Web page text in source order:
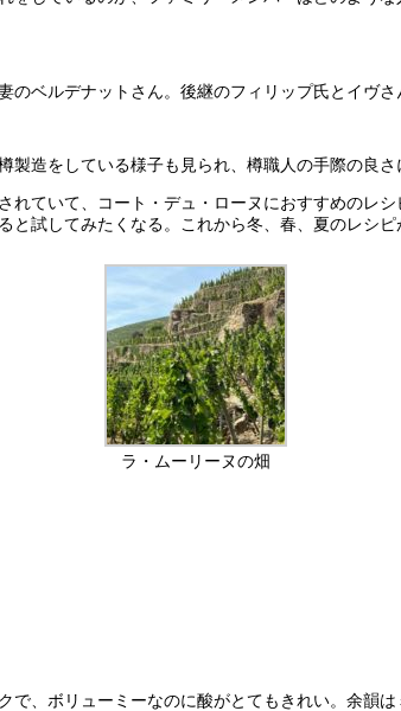
ベルデナットさん。後継のフィリップ氏とイヴさ
製造をしている様子も見られ、樽職人の手際の良さ
れていて、コート・デュ・ローヌにおすすめのレ
試してみたくなる。これから冬、春、夏のレシピ
ラ・ムーリーヌの畑
で、ボリューミーなのに酸がとてもきれい。余韻